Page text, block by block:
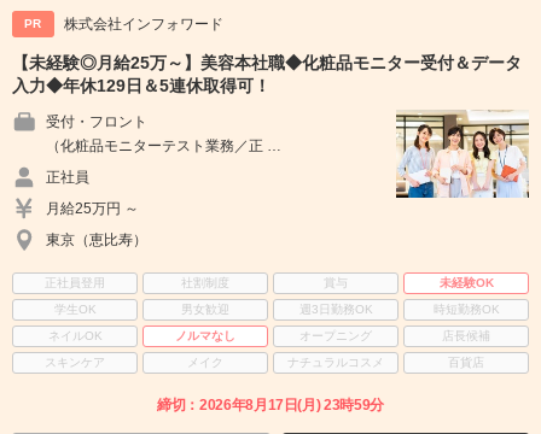
PR 株式会社インフォワード
【未経験◎月給25万～】美容本社職◆化粧品モニター受付＆データ
入力◆年休129日＆5連休取得可！
受付・フロント
（化粧品モニターテスト業務／正 …
正社員
月給25万円 ～
東京（恵比寿）
正社員登用 社割制度 賞与
未経験OK
学生OK
男女歓迎 週3日勤務OK
時短勤務OK
ネイルOK
ノルマなし オープニング
店長候補
スキンケア
メイク ナチュラルコスメ 百貨店
締切：2026年8月17日(月) 23時59分